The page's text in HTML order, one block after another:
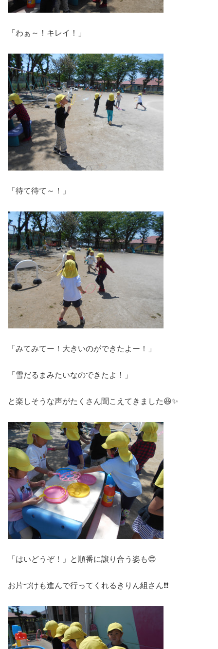
「わぁ～！キレイ！」
「待て待て～！」
「みてみてー！大きいのができたよー！」
「雪だるまみたいなのできたよ！」
と楽しそうな声がたくさん聞こえてきました😆✨
「はいどうぞ！」と順番に譲り合う姿も😍
お片づけも進んで行ってくれるきりん組さん❗❗